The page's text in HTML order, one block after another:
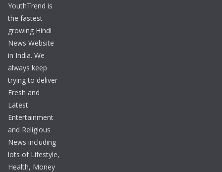
YouthTrend is
the fastest
growing Hindi
News Website
in India. We
always keep
trying to deliver
Fresh and
Latest
Entertainment
and Religious
News including
lots of Lifestyle,
Health, Money